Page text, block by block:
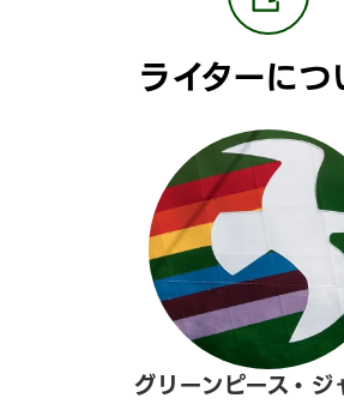
ライターにつ
グリーンピース・ジ